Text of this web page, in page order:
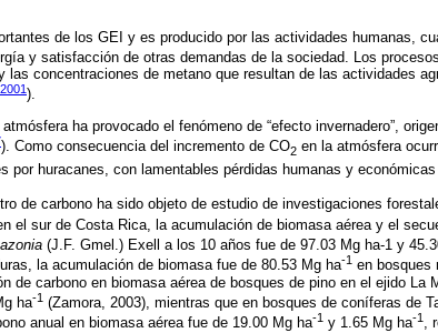
de los GEI y es producido por las actividades humanas,
y satisfacción de otras demandas de la sociedad. Los
concentraciones de metano que resultan de las actividades
).
ha provocado el fenómeno de “efecto invernadero”,
). Como consecuencia del incremento de CO2 en la atmósfera
por huracanes, con lamentables pérdidas humanas y
de carbono ha sido objeto de estudio de investigaciones
el sur de Costa Rica, la acumulación de biomasa aérea y el
(J.F. Gmel.) Exell a los 10 años fue de 97.03 Mg ha-1 y
la acumulación de biomasa fue de 80.53 Mg ha-1 en bosques
de carbono en biomasa aérea de bosques de pino en el ejido La
ha-1 (Zamora, 2003), mientras que en bosques de coníferas de
anual en biomasa aérea fue de 19.00 Mg ha-1 y 1.65 Mg ha-1 ,